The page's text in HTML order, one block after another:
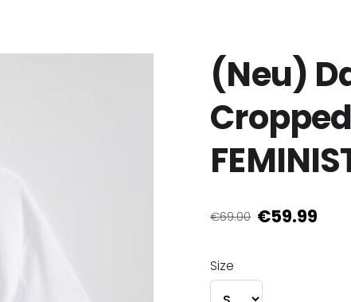
(Neu)
€69.00 €59.99
Size